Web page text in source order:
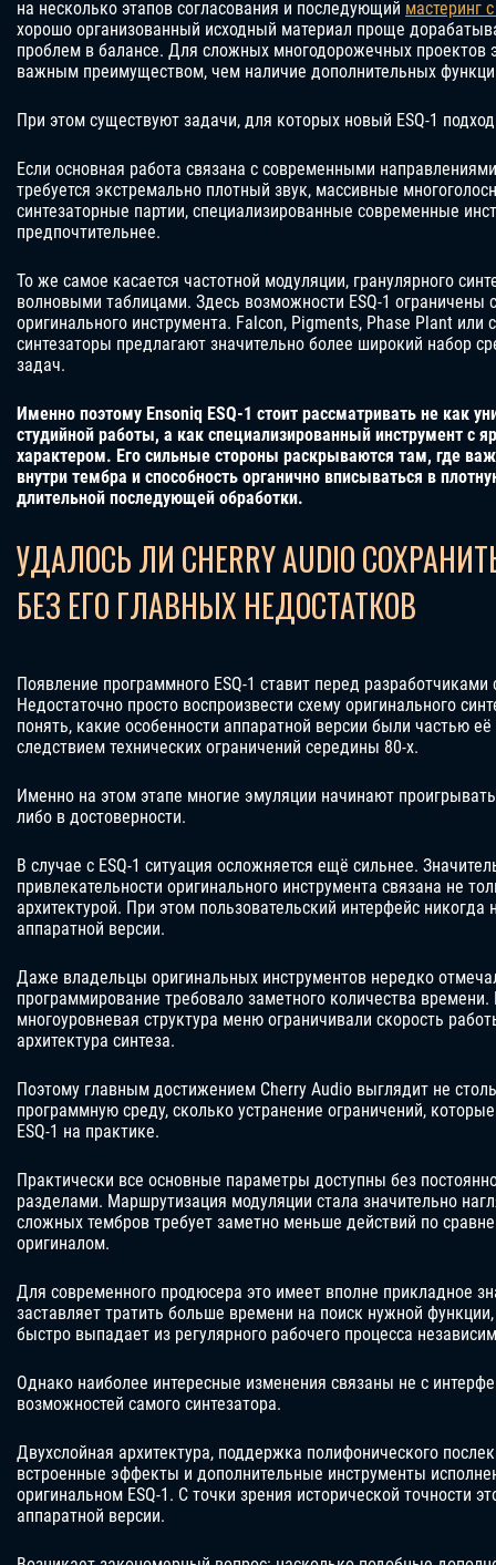
на несколько этапов согласования и последующий мастеринг
хорошо организованный исходный материал проще
проблем в балансе. Для сложных многодорожечных проектов
важным преимуществом, чем наличие дополнительных
При этом существуют задачи, для которых новый ESQ-1
Если основная работа связана с современными
требуется экстремально плотный звук, массивные
синтезаторные партии, специализированные современные
предпочтительнее.
То же самое касается частотной модуляции, гранулярного
волновыми таблицами. Здесь возможности ESQ-1 ограничены
оригинального инструмента. Falcon, Pigments, Phase Plant или
синтезаторы предлагают значительно более широкий набор
задач.
Именно поэтому Ensoniq ESQ-1 стоит рассматривать не как
студийной работы, а как специализированный инструмент
характером. Его сильные стороны раскрываются там, где
внутри тембра и способность органично вписываться в
длительной последующей обработки.
УДАЛОСЬ ЛИ CHERRY AUDIO
БЕЗ ЕГО ГЛАВНЫХ НЕДОСТАТКОВ
Появление программного ESQ-1 ставит перед
Недостаточно просто воспроизвести схему оригинального
понять, какие особенности аппаратной версии были частью
следствием технических ограничений середины 80-х.
Именно на этом этапе многие эмуляции начинают
либо в достоверности.
В случае с ESQ-1 ситуация осложняется ещё сильнее.
привлекательности оригинального инструмента связана не
архитектурой. При этом пользовательский интерфейс никогда
аппаратной версии.
Даже владельцы оригинальных инструментов нередко
программирование требовало заметного количества
многоуровневая структура меню ограничивали скорость
архитектура синтеза.
Поэтому главным достижением Cherry Audio выглядит не
программную среду, сколько устранение ограничений,
ESQ-1 на практике.
Практически все основные параметры доступны без
разделами. Маршрутизация модуляции стала значительно
сложных тембров требует заметно меньше действий по
оригиналом.
Для современного продюсера это имеет вполне прикладное
заставляет тратить больше времени на поиск нужной
быстро выпадает из регулярного рабочего процесса
Однако наиболее интересные изменения связаны не с
возможностей самого синтезатора.
Двухслойная архитектура, поддержка полифонического
встроенные эффекты и дополнительные инструменты
оригинальном ESQ-1. С точки зрения исторической точности
аппаратной версии.